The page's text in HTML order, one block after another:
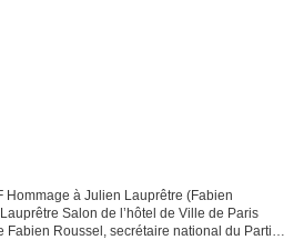
Hommage à Julien Lauprêtre (Fabien
Salon de l’hôtel de Ville de Paris
Fabien Roussel, secrétaire national du Parti